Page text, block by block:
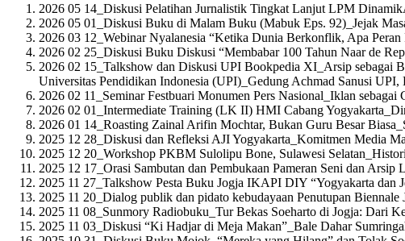
2026 05 14_Diskusi Pelatihan Jurnalistik Tingkat Lanjut LPM
2026 05 01_Diskusi Buku di Malam Buku (Mabuk Eps. 92)_Jejak
2026 03 12_Webinar Nyalanesia “Ketika Dunia Berkonflik, Apa
2026 02 25_Diskusi Buku Diskusi “Membabar 100 Tahun Naar de
2026 02 15_Talkshow dan Diskusi UPI Bookpedia XI_Arsip sebagai
Universitas Pendidikan Indonesia (UPI)_Gedung Achmad Sanusi UPI,
2026 02 11_Seminar Festbuari Monumen Pers Nasional_Iklan
2026 02 01_Intermediate Training (LK II) HMI Cabang
2026 01 14_Roasting Zainal Arifin Mochtar, Bukan Guru Besar
2025 12 28_Diskusi dan Refleksi AJI Yogyakarta_Komitmen Media
2025 12 20_Workshop PKBM Sulolipu Bone, Sulawesi
2025 12 17_Orasi Sambutan dan Pembukaan Pameran Seni dan
2025 11 27_Talkshow Pesta Buku Jogja IKAPI DIY “Yogyakarta
2025 11 20_Dialog publik dan pidato kebudayaan Penutupan
2025 11 08_Sunmory Radiobuku_Tur Bekas Soeharto di Jogja: Dari
2025 11 03_Diskusi “Ki Hadjar di Meja Makan”_Bale Dahar